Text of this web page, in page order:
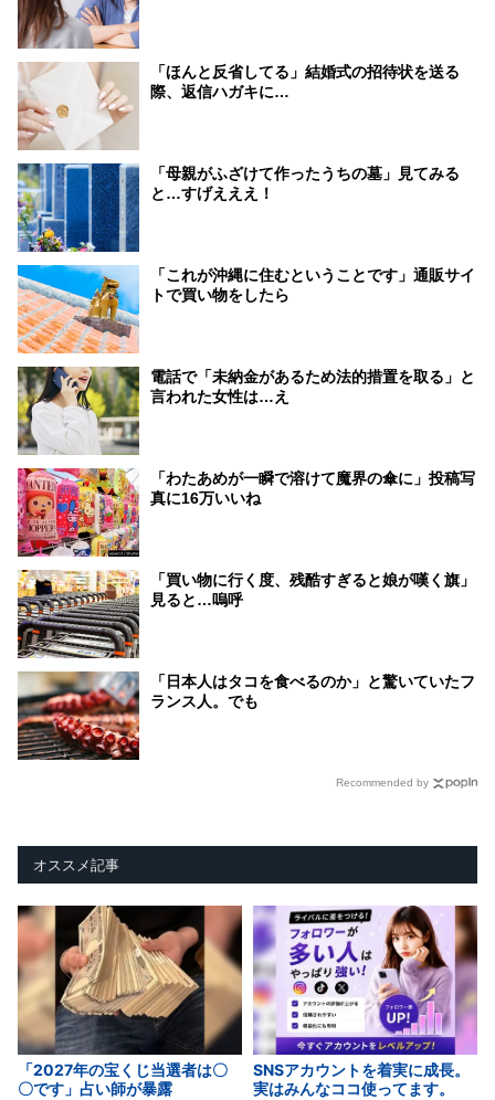
「ほんと反省してる」結婚式の招待状を送る
際、返信ハガキに…
「母親がふざけて作ったうちの墓」見てみる
と…すげえええ！
「これが沖縄に住むということです」通販サイ
トで買い物をしたら
電話で「未納金があるため法的措置を取る」と
言われた女性は…え
「わたあめが一瞬で溶けて魔界の傘に」投稿写
真に16万いいね
「買い物に行く度、残酷すぎると娘が嘆く旗」
見ると…嗚呼
「日本人はタコを食べるのか」と驚いていたフ
ランス人。でも
Recommended by
オススメ記事
「2027年の宝くじ当選者は〇
〇です」占い師が暴露
SNSアカウントを着実に成長。
実はみんなココ使ってます。